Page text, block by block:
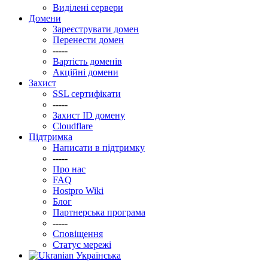
Виділені сервери
Домени
Зареєструвати домен
Перенести домен
-----
Вартість доменів
Акційні домени
Захист
SSL сертифікати
-----
Захист ID домену
Clоudflare
Підтримка
Написати в підтримку
-----
Про нас
FAQ
Hostpro Wiki
Блог
Партнерська програма
-----
Сповіщення
Статус мережі
Українська